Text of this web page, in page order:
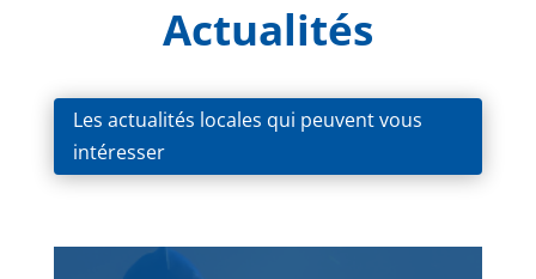
Actualités
Les actualités locales qui peuvent vous
intéresser